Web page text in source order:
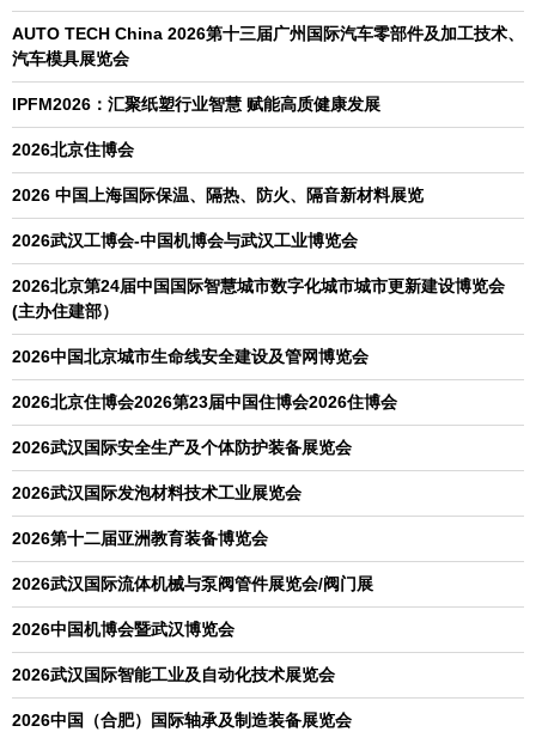
AUTO TECH China 2026第十三届广州国际汽车零部件及加工技术、
汽车模具展览会
IPFM2026：汇聚纸塑行业智慧 赋能高质健康发展
2026北京住博会
2026 中国上海国际保温、隔热、防火、隔音新材料展览
2026武汉工博会-中国机博会与武汉工业博览会
2026北京第24届中国国际智慧城市数字化城市城市更新建设博览会
(主办住建部）
2026中国北京城市生命线安全建设及管网博览会
2026北京住博会2026第23届中国住博会2026住博会
2026武汉国际安全生产及个体防护装备展览会
2026武汉国际发泡材料技术工业展览会
2026第十二届亚洲教育装备博览会
2026武汉国际流体机械与泵阀管件展览会/阀门展
2026中国机博会暨武汉博览会
2026武汉国际智能工业及自动化技术展览会
2026中国（合肥）国际轴承及制造装备展览会